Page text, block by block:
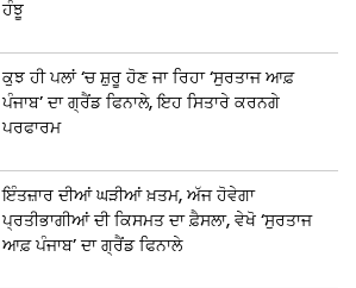
ਹੰਝੂ
ਕੁਝ ਹੀ ਪਲਾਂ ‘ਚ ਸ਼ੁਰੂ ਹੋਣ ਜਾ ਰਿਹਾ ‘ਸੁਰਤਾਜ ਆਫ਼
ਪੰਜਾਬ’ ਦਾ ਗ੍ਰੈਂਡ ਫਿਨਾਲੇ, ਇਹ ਸਿਤਾਰੇ ਕਰਨਗੇ
ਪਰਫਾਰਮ
ਇੰਤਜ਼ਾਰ ਦੀਆਂ ਘੜੀਆਂ ਖ਼ਤਮ, ਅੱਜ ਹੋਵੇਗਾ
ਪ੍ਰਤੀਭਾਗੀਆਂ ਦੀ ਕਿਸਮਤ ਦਾ ਫ਼ੈਸਲਾ, ਵੇਖੋ ‘ਸੁਰਤਾਜ
ਆਫ਼ ਪੰਜਾਬ’ ਦਾ ਗ੍ਰੈਂਡ ਫਿਨਾਲੇ